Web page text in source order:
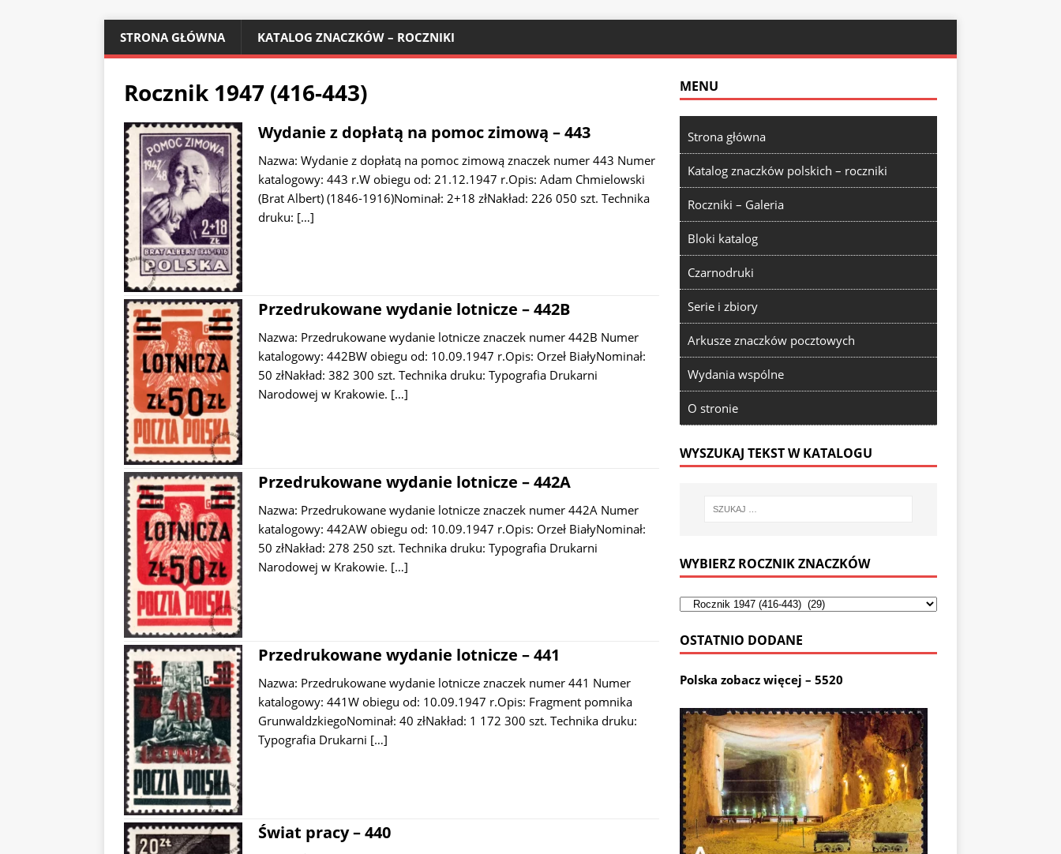
STRONA GŁÓWNA KATALOG ZNACZKÓW – ROCZNIKI
Rocznik 1947 (416-443)
Wydanie z dopłatą na pomoc zimową – 443
Nazwa: Wydanie z dopłatą na pomoc zimową znaczek numer 443 Numer
katalogowy: 443 r.W obiegu od: 21.12.1947 r.Opis: Adam Chmielowski
(Brat Albert) (1846-1916)Nominał: 2+18 złNakład: 226 050 szt. Technika
druku: […]
Przedrukowane wydanie lotnicze – 442B
Nazwa: Przedrukowane wydanie lotnicze znaczek numer 442B Numer
katalogowy: 442BW obiegu od: 10.09.1947 r.Opis: Orzeł BiałyNominał:
50 złNakład: 382 300 szt. Technika druku: Typografia Drukarni
Narodowej w Krakowie. […]
Przedrukowane wydanie lotnicze – 442A
Nazwa: Przedrukowane wydanie lotnicze znaczek numer 442A Numer
katalogowy: 442AW obiegu od: 10.09.1947 r.Opis: Orzeł BiałyNominał:
50 złNakład: 278 250 szt. Technika druku: Typografia Drukarni
Narodowej w Krakowie. […]
Przedrukowane wydanie lotnicze – 441
Nazwa: Przedrukowane wydanie lotnicze znaczek numer 441 Numer
katalogowy: 441W obiegu od: 10.09.1947 r.Opis: Fragment pomnika
GrunwaldzkiegoNominał: 40 złNakład: 1 172 300 szt. Technika druku:
Typografia Drukarni […]
Świat pracy – 440
MENU
Strona główna
Katalog znaczków polskich – roczniki
Roczniki – Galeria
Bloki katalog
Czarnodruki
Serie i zbiory
Arkusze znaczków pocztowych
Wydania wspólne
O stronie
WYSZUKAJ TEKST W KATALOGU
WYBIERZ ROCZNIK ZNACZKÓW
OSTATNIO DODANE
Polska zobacz więcej – 5520